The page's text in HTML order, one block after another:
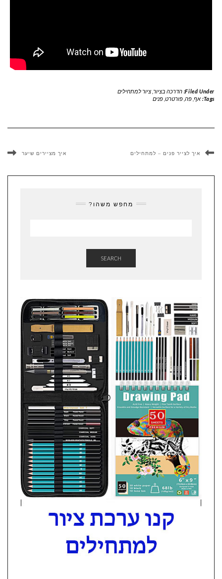
Filed Under: הדרכה בציור, ציור למתחילים
Tags: אף, פה, פורטרט, פנים
איך לצייר פנים – למתחילים איך מציירים שיער
מחפש משהו?
SEARCH